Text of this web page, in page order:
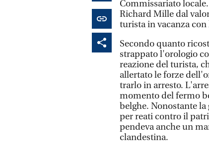
Commissariato
Richard Mille dal
turista in vacanza
Secondo quanto
strappato l'orologio
reazione del turista,
allertato le forze
trarlo in arresto.
momento del fermo
belghe. Nonostante
per reati contro il
pendeva anche un
clandestina.